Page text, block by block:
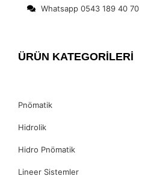
Whatsapp 0543 189 40 70
ÜRÜN KATEGORİLERİ
Pnömatik
Hidrolik
Hidro Pnömatik
Lineer Sistemler